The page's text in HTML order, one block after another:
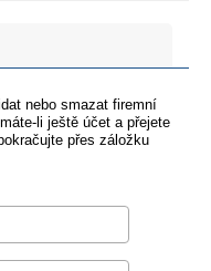
nebo smazat firemní
li ještě účet a přejete
přes záložku